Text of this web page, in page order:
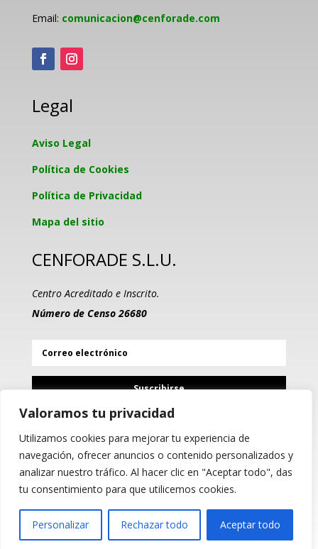
Valoramos tu privacidad
Utilizamos cookies para mejorar tu experiencia de
navegación, ofrecer anuncios o contenido personalizados y
analizar nuestro tráfico. Al hacer clic en "Aceptar todo", das
tu consentimiento para que utilicemos cookies.
Personalizar Rechazar todo Aceptar todo
Email: comunicacion@cenforade.com
Legal
Aviso Legal
Política de Cookies
Política de Privacidad
Mapa del sitio
CENFORADE S.L.U.
Centro Acreditado e Inscrito.
Número de Censo 26680
Suscribirse
PROGRAMA KIT DIGITAL
COFINANCIADO POR LOS
FONDOS NEXT GENERATION
(EU) DEL MECANISMO DE
RECUPERACIÓN Y RESILIENCIA